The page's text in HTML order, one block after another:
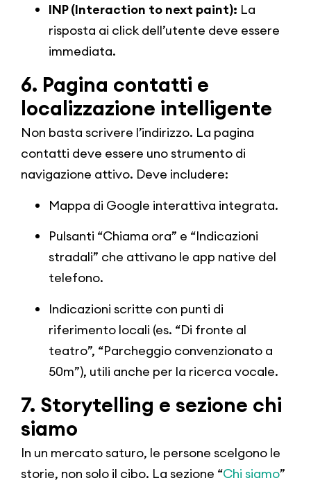
INP (Interaction to next paint): La
risposta ai click dell’utente deve essere
immediata.
6. Pagina contatti e
localizzazione intelligente
Non basta scrivere l’indirizzo. La pagina
contatti deve essere uno strumento di
navigazione attivo. Deve includere:
Mappa di Google interattiva integrata.
Pulsanti “Chiama ora” e “Indicazioni
stradali” che attivano le app native del
telefono.
Indicazioni scritte con punti di
riferimento locali (es. “Di fronte al
teatro”, “Parcheggio convenzionato a
50m”), utili anche per la ricerca vocale.
7. Storytelling e sezione chi
siamo
In un mercato saturo, le persone scelgono le
storie, non solo il cibo. La sezione “Chi siamo”